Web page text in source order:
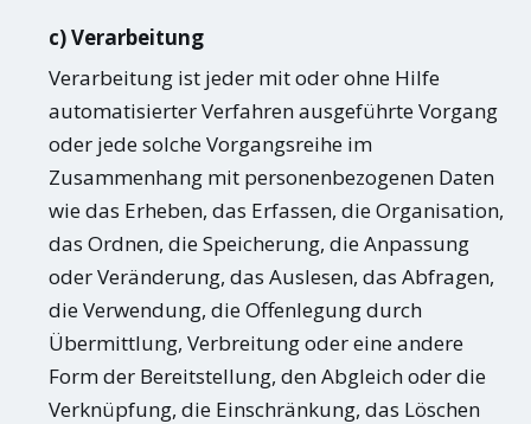
c) Verarbeitung
Verarbeitung ist jeder mit oder ohne Hilfe
automatisierter Verfahren ausgeführte Vorgang
oder jede solche Vorgangsreihe im
Zusammenhang mit personenbezogenen Daten
wie das Erheben, das Erfassen, die Organisation,
das Ordnen, die Speicherung, die Anpassung
oder Veränderung, das Auslesen, das Abfragen,
die Verwendung, die Offenlegung durch
Übermittlung, Verbreitung oder eine andere
Form der Bereitstellung, den Abgleich oder die
Verknüpfung, die Einschränkung, das Löschen